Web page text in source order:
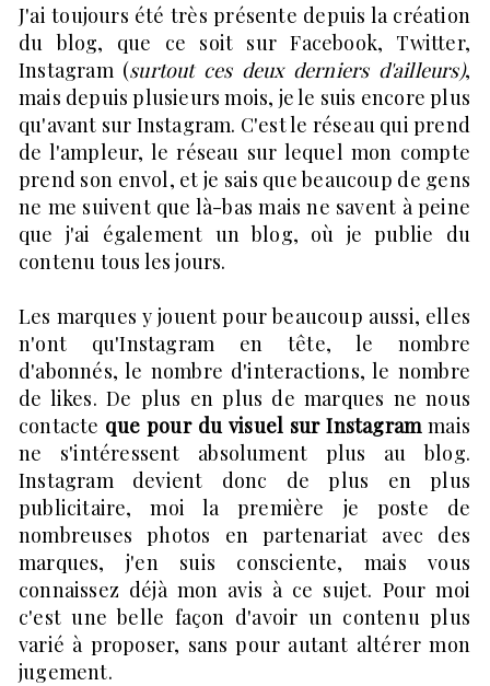
J'ai toujours été très présente depuis la création
du blog, que ce soit sur Facebook, Twitter,
Instagram (surtout ces deux derniers d'ailleurs),
mais depuis plusieurs mois, je le suis encore plus
qu'avant sur Instagram. C'est le réseau qui prend
de l'ampleur, le réseau sur lequel mon compte
prend son envol, et je sais que beaucoup de gens
ne me suivent que là-bas mais ne savent à peine
que j'ai également un blog, où je publie du
contenu tous les jours.
Les marques y jouent pour beaucoup aussi, elles
n'ont qu'Instagram en tête, le nombre
d'abonnés, le nombre d'interactions, le nombre
de likes. De plus en plus de marques ne nous
contacte que pour du visuel sur Instagrammais
ne s'intéressent absolument plus au blog.
Instagram devient donc de plus en plus
publicitaire, moi la première je poste de
nombreuses photos en partenariat avec des
marques, j'en suis consciente, mais vous
connaissez déjà mon avis à ce sujet. Pour moi
c'est une belle façon d'avoir un contenu plus
varié à proposer, sans pour autant altérer mon
jugement.